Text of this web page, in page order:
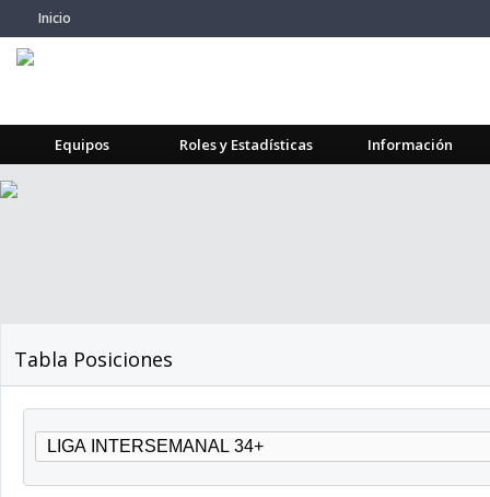
Inicio
Equipos Roles y Estadísticas Información
Tabla Posiciones